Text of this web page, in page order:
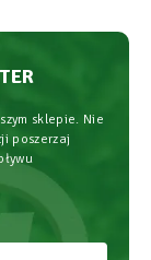
sklepie. Nie
poszerzaj